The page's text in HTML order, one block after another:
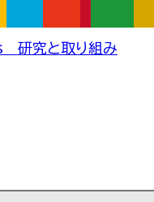
研究と取り組み